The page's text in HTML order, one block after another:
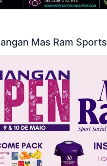
Mas Ram Sports